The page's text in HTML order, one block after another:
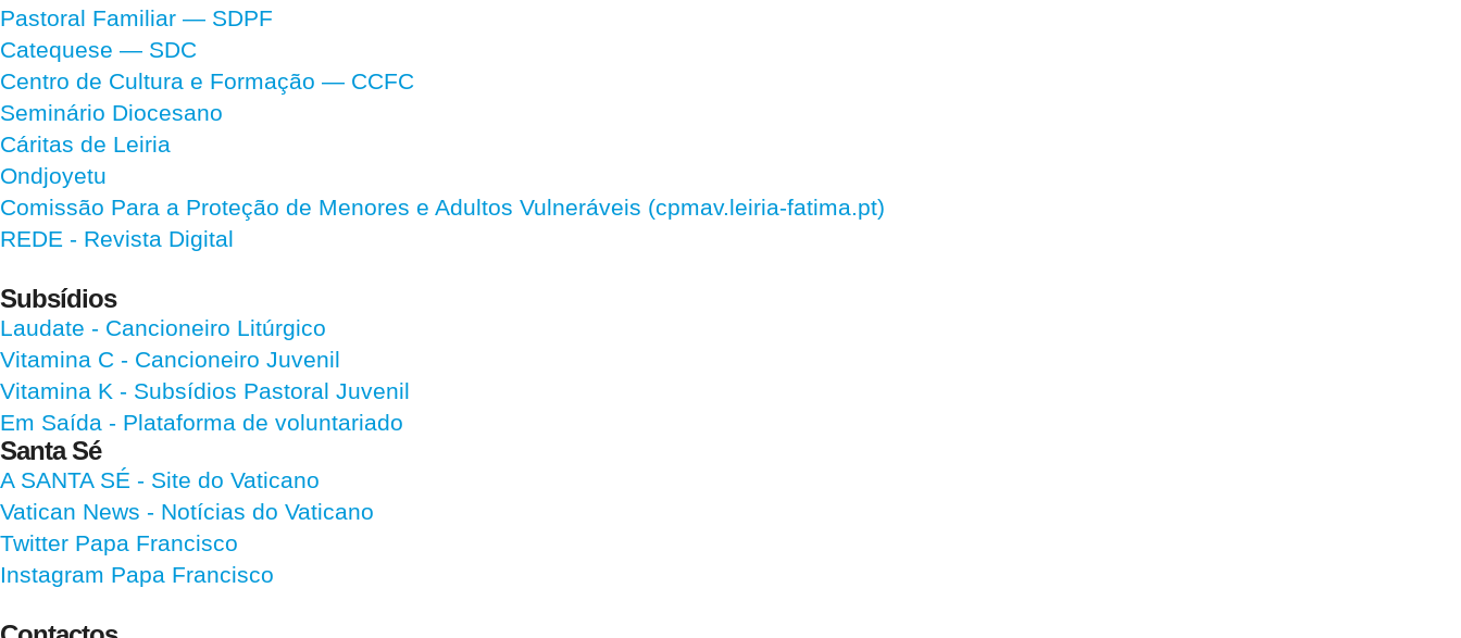
Pastoral Familiar — SDPF
Catequese — SDC
Centro de Cultura e Formação — CCFC
Seminário Diocesano
Cáritas de Leiria
Ondjoyetu
Comissão Para a Proteção de Menores e Adultos Vulneráveis (cpmav.leiria-fatima.pt)
REDE - Revista Digital
Subsídios
Laudate - Cancioneiro Litúrgico
Vitamina C - Cancioneiro Juvenil
Vitamina K - Subsídios Pastoral Juvenil
Em Saída - Plataforma de voluntariado
Santa Sé
A SANTA SÉ - Site do Vaticano
Vatican News - Notícias do Vaticano
Twitter Papa Francisco
Instagram Papa Francisco